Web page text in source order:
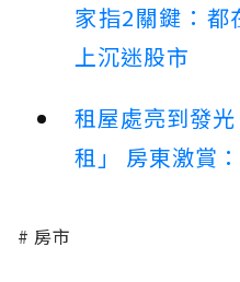
家指2關鍵：都
上沉迷股市
租屋處亮到發
租」 房東激賞
房市